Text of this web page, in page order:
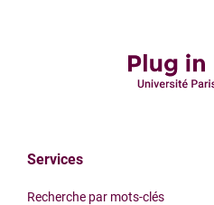
Services
Recherche par mots-clés